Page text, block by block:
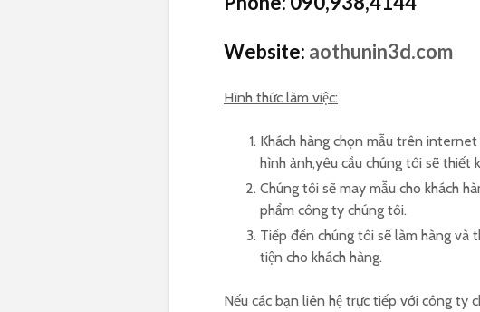
Website: aothunin3d.com
Hình thức làm việc:
Khách hàng chọn mẫu trên
hình ảnh,yêu cầu chúng tôi sẽ thiết
Chúng tôi sẽ may mẫu cho khách
phẩm công ty chúng tôi.
Tiếp đến chúng tôi sẽ làm hàng và
tiện cho khách hàng.
Nếu các bạn liên hệ trực tiếp với công ty